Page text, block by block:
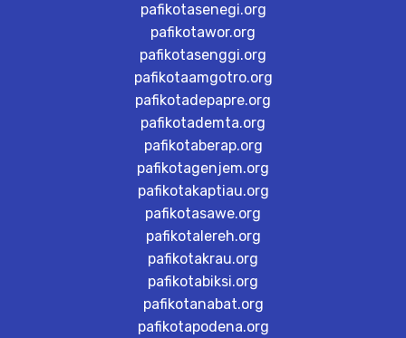
pafikotasenegi.org
pafikotawor.org
pafikotasenggi.org
pafikotaamgotro.org
pafikotadepapre.org
pafikotademta.org
pafikotaberap.org
pafikotagenjem.org
pafikotakaptiau.org
pafikotasawe.org
pafikotalereh.org
pafikotakrau.org
pafikotabiksi.org
pafikotanabat.org
pafikotapodena.org